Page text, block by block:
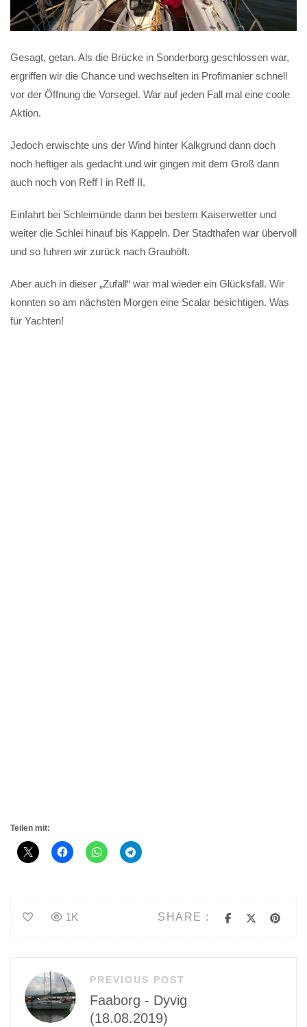
Gesagt, getan. Als die Brücke in Sonderborg geschlossen war,
ergriffen wir die Chance und wechselten in Profimanier schnell
vor der Öffnung die Vorsegel. War auf jeden Fall mal eine coole
Aktion.
Jedoch erwischte uns der Wind hinter Kalkgrund dann doch
noch heftiger als gedacht und wir gingen mit dem Groß dann
auch noch von Reff I in Reff II.
Einfahrt bei Schleimünde dann bei bestem Kaiserwetter und
weiter die Schlei hinauf bis Kappeln. Der Stadthafen war übervoll
und so fuhren wir zurück nach Grauhöft.
Aber auch in dieser „Zufall“ war mal wieder ein Glücksfall. Wir
konnten so am nächsten Morgen eine Scalar besichtigen. Was
für Yachten!
Teilen mit:
SHARE :
1K
Beitragsnavigation
PREVIOUS POST
Faaborg - Dyvig
(18.08.2019)